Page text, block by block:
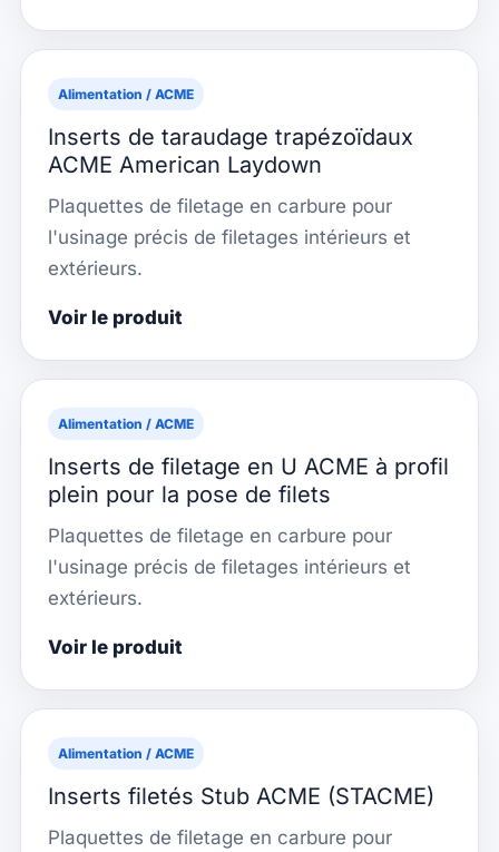
Alimentation / ACME
Inserts de taraudage trapézoïdaux
ACME American Laydown
Plaquettes de filetage en carbure pour
l'usinage précis de filetages intérieurs et
extérieurs.
Voir le produit
Alimentation / ACME
Inserts de filetage en U ACME à profil
plein pour la pose de filets
Plaquettes de filetage en carbure pour
l'usinage précis de filetages intérieurs et
extérieurs.
Voir le produit
Alimentation / ACME
Inserts filetés Stub ACME (STACME)
Plaquettes de filetage en carbure pour